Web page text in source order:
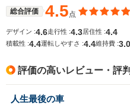
燃費
└郊外:9.9～
└高速道路:11.8～
15.6km/L
総合評価 4.5点
デザイン :4.6走行性 :4.3 居住性 :4.4
積載性 :4.4運転しやすさ :4.4維持費 :3.0
評価の高いレビュー・評判
人生最後の車